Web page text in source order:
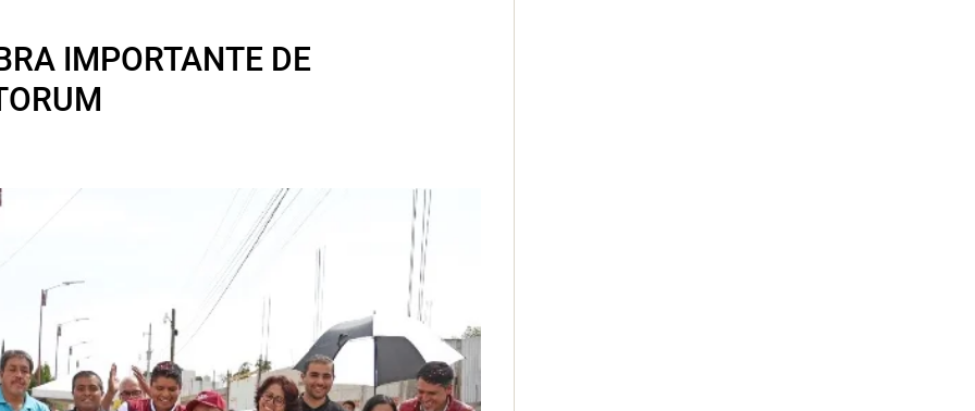
IMPORTANTE DE